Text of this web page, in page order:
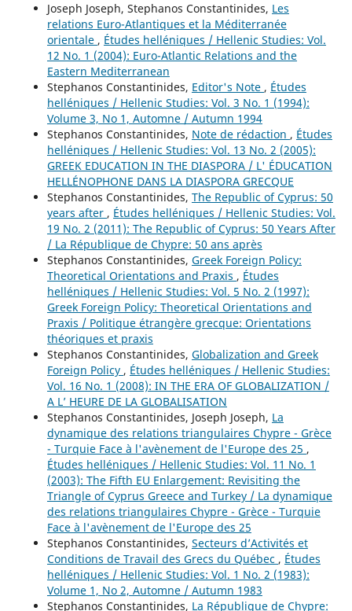
Joseph Joseph, Stephanos Constantinides, Les
relations Euro-Atlantiques et la Méditerranée
orientale , Études helléniques / Hellenic Studies: Vol.
12 No. 1 (2004): Euro-Atlantic Relations and the
Eastern Mediterranean
Stephanos Constantinides, Editor's Note , Études
helléniques / Hellenic Studies: Vol. 3 No. 1 (1994):
Volume 3, No 1, Automne / Autumn 1994
Stephanos Constantinides, Note de rédaction , Études
helléniques / Hellenic Studies: Vol. 13 No. 2 (2005):
GREEK EDUCATION IN THE DIASPORA / L' ÉDUCATION
HELLÉNOPHONE DANS LA DIASPORA GRECQUE
Stephanos Constantinides, The Republic of Cyprus: 50
years after , Études helléniques / Hellenic Studies: Vol.
19 No. 2 (2011): The Republic of Cyprus: 50 Years After
/ La République de Chypre: 50 ans après
Stephanos Constantinides, Greek Foreign Policy:
Theoretical Orientations and Praxis , Études
helléniques / Hellenic Studies: Vol. 5 No. 2 (1997):
Greek Foreign Policy: Theoretical Orientations and
Praxis / Politique étrangère grecque: Orientations
théoriques et praxis
Stephanos Constantinides, Globalization and Greek
Foreign Policy , Études helléniques / Hellenic Studies:
Vol. 16 No. 1 (2008): IN THE ERA OF GLOBALIZATION /
A L’ HEURE DE LA GLOBALISATION
Stephanos Constantinides, Joseph Joseph, La
dynamique des relations triangulaires Chypre - Grèce
- Turquie Face à l'avènement de l'Europe des 25 ,
Études helléniques / Hellenic Studies: Vol. 11 No. 1
(2003): The Fifth EU Enlargement: Revisiting the
Triangle of Cyprus Greece and Turkey / La dynamique
des relations triangulaires Chypre - Grèce - Turquie
Face à l'avènement de l'Europe des 25
Stephanos Constantinides, Secteurs d’Activités et
Conditions de Travail des Grecs du Québec , Études
helléniques / Hellenic Studies: Vol. 1 No. 2 (1983):
Volume 1, No 2, Automne / Autumn 1983
Stephanos Constantinides, La République de Chypre: